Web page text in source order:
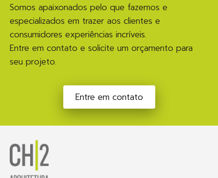
Somos apaixonados pelo que fazemos e
especializados em trazer aos clientes e
consumidores experiências incríveis.
Entre em contato e solicite um orçamento para
seu projeto.
Entre em contato